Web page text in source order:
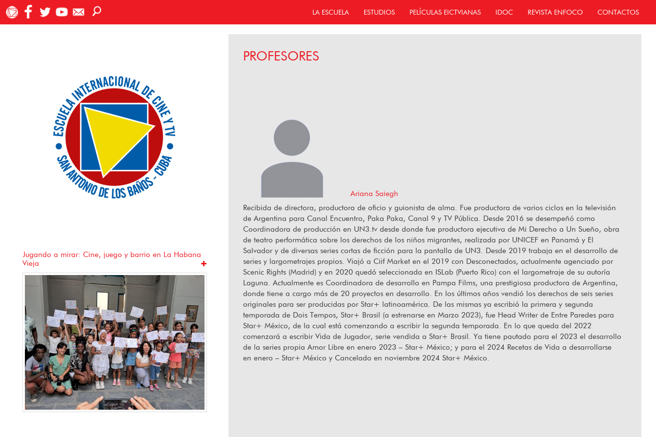
LA ESCUELA ESTUDIOS PELÍCULAS EICTVIANAS IDOC REVISTA ENFOCO CONTACTOS
Jugando a mirar: Cine, juego y barrio en La Habana
Vieja
Ha fallecido Orlando Senna “Hablar desde el corazón”
PROFESORES
Ariana Saiegh
Recibida de directora, productora de oficio y guionista de alma. Fue productora de varios ciclos en la televisión
de Argentina para Canal Encuentro, Paka Paka, Canal 9 y TV Pública. Desde 2016 se desempeñó como
Coordinadora de producción en UN3.tv desde donde fue productora ejecutiva de Mi Derecho a Un Sueño, obra
de teatro performática sobre los derechos de los niños migrantes, realizada por UNICEF en Panamá y El
Salvador y de diversas series cortas de ficción para la pantalla de UN3. Desde 2019 trabaja en el desarrollo de
series y largometrajes propios. Viajó a Ciif Market en el 2019 con Desconectados, actualmente agenciado por
Scenic Rights (Madrid) y en 2020 quedó seleccionada en ISLab (Puerto Rico) con el largometraje de su autoría
Laguna. Actualmente es Coordinadora de desarrollo en Pampa Films, una prestigiosa productora de Argentina,
donde tiene a cargo más de 20 proyectos en desarrollo. En los últimos años vendió los derechos de seis series
originales para ser producidas por Star+ latinoamérica. De las mismas ya escribió la primera y segunda
temporada de Dois Tempos, Star+ Brasil (a estrenarse en Marzo 2023), fue Head Writer de Entre Paredes para
Star+ México, de la cual está comenzando a escribir la segunda temporada. En lo que queda del 2022
comenzará a escribir Vida de Jugador, serie vendida a Star+ Brasil. Ya tiene pautado para el 2023 el desarrollo
de la series propia Amor Libre en enero 2023 – Star+ México; y para el 2024 Recetas de Vida a desarrollarse
en enero – Star+ México y Cancelado en noviembre 2024 Star+ México.